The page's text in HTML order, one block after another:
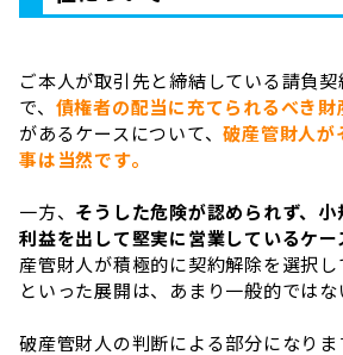
ご本人が取引先と締結している請負
で、 債権者の配当に充てられるべき
があるケースについて、破産管財人が
事は当然です。
一方、 そうした危険が認められず、
利益を出して堅実に営業しているケー
産管財人が積極的に契約解除を選択
といった展開は、あまり一般的ではな
破産管財人の判断による部分になりま